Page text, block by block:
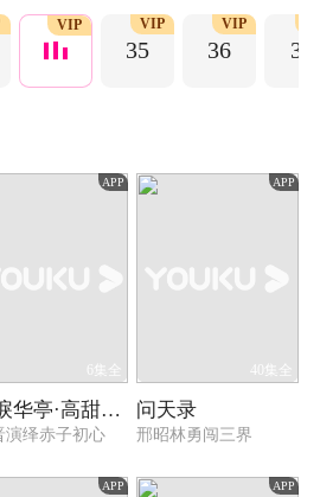
场上杨凌与微服的太子朱厚照成了生死之
功进京升太子伴读的杨凌，与朱厚照情同
现了其跌宕起伏而又波澜壮阔的传奇人
VIP
35
VIP
36
VIP
37
APP
6集全
鹤唳华亭·高甜番外
演绎赤子初心
APP
40集全
问天录
邢昭林勇闯三界
APP APP